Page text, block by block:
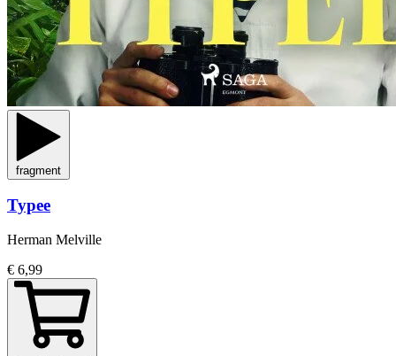
fragment
Typee
Herman Melville
€ 6,99